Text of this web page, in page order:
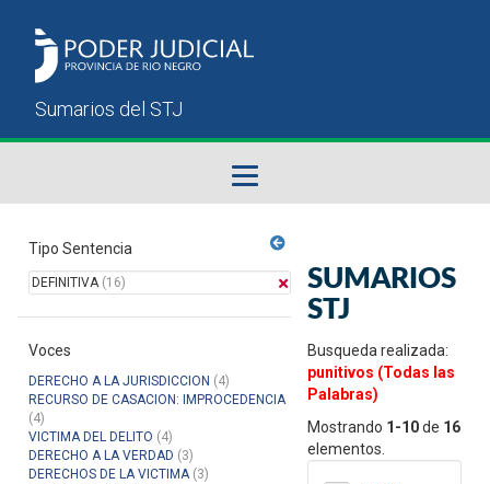
Sumarios del STJ
Manual del Usuario
Tipo Sentencia
DEFINITIVA(16)
Voces
DERECHO A LA JURISDICCION (4)
RECURSO DE CASACION: IMPROCEDENCIA
(4)
VICTIMA DEL DELITO (4)
DERECHO A LA VERDAD (3)
DERECHOS DE LA VICTIMA(3)
SUMARIOS
STJ
Busqueda realizada:
punitivos (Todas las
Palabras)
Mostrando 1-10de 16
elementos.